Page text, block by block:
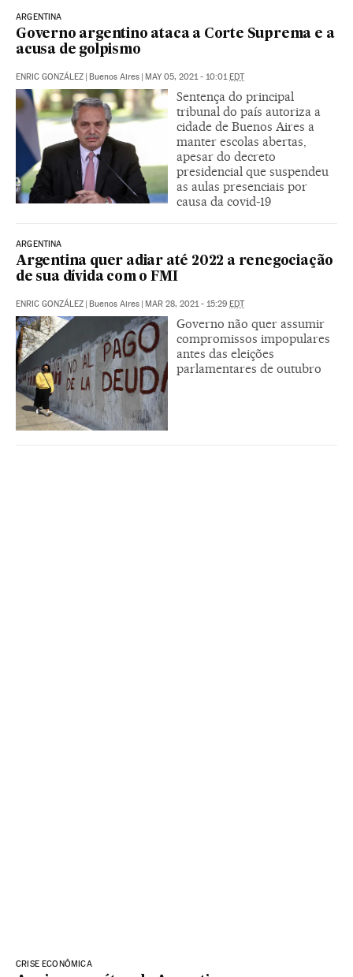
ARGENTINA
Governo argentino ataca a Corte Suprema e a
acusa de golpismo
ENRIC GONZÁLEZ | Buenos Aires | MAY 05, 2021 - 10:01EDT
Sentença do principal
tribunal do país autoriza a
cidade de Buenos Aires a
manter escolas abertas,
apesar do decreto
presidencial que suspendeu
as aulas presenciais por
causa da covid-19
ARGENTINA
Argentina quer adiar até 2022 a renegociação
de sua dívida com o FMI
ENRIC GONZÁLEZ | Buenos Aires | MAR 28, 2021 - 15:29 EDT
Governo não quer assumir
compromissos impopulares
antes das eleições
parlamentares de outubro
CRISE ECONÔMICA